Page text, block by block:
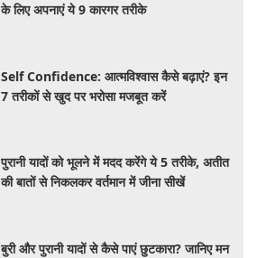
के लिए अपनाएं ये 9 कारगर तरीके
Self Confidence: आत्मविश्वास कैसे बढ़ाएं? इन
7 तरीकों से खुद पर भरोसा मजबूत करें
पुरानी यादों को भूलने में मदद करेंगे ये 5 तरीके, अतीत
की बातों से निकलकर वर्तमान में जीना सीखें
बुरी और पुरानी यादों से कैसे पाएं छुटकारा? जानिए मन